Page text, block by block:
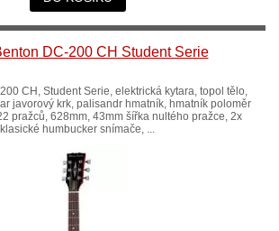
DC-200 CH Student Serie
CH, Student Serie, elektrická kytara, topol tělo,
javorový krk, palisandr hmatník, hmatník poloměr
pražců, 628mm, 43mm šířka nultého pražce, 2x
klasické humbucker snímače, ...